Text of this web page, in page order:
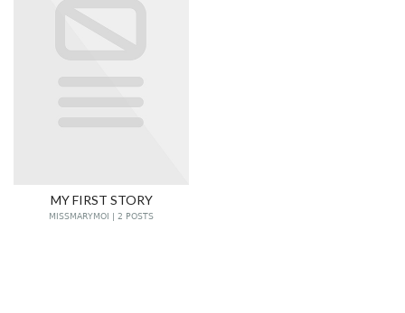
MY FIRST STORY
MISSMARYMOI | 2 POSTS